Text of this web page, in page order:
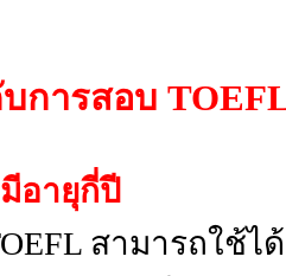
การสอบ
อายุกี่ปี
สามารถใช้ได้